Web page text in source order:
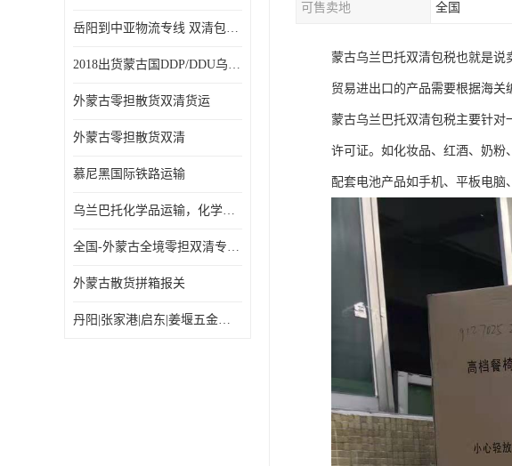
岳阳到中亚物流专线 双清包税 一站服务
2018出货蒙古国DDP/DDU乌兰巴托双清国际物流专线
外蒙古零担散货双清货运
外蒙古零担散货双清
慕尼黑国际铁路运输
乌兰巴托化学品运输，化学品怎么运到乌兰巴托
全国-外蒙古全境零担双清专线/外蒙古DDP双清
外蒙古散货拼箱报关
丹阳|张家港|启东|姜堰五金机电工具出口乌兰巴托怎么运输较划算
可售卖地 全国
蒙古乌兰巴托双清包税也就是
贸易进出口的产品需要根据海关
蒙古乌兰巴托双清包税主要针
许可证。如化妆品、红酒、奶粉
配套电池产品如手机、平板电脑